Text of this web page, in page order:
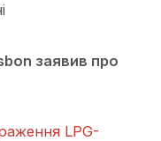
заявив про
LPG-